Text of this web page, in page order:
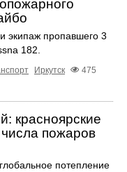
экипаж пропавшего 3
182.
Иркутск
475
красноярские
пожаров
потепление